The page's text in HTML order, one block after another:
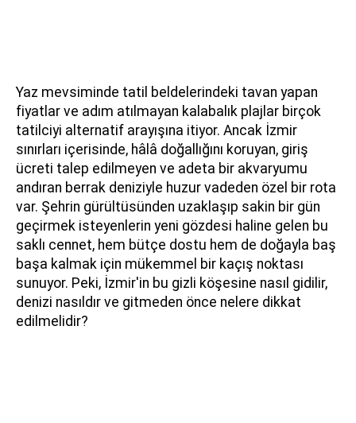
Yaz mevsiminde tatil beldelerindeki tavan yapan
fiyatlar ve adım atılmayan kalabalık plajlar birçok
tatilciyi alternatif arayışına itiyor. Ancak İzmir
sınırları içerisinde, hâlâ doğallığını koruyan, giriş
ücreti talep edilmeyen ve adeta bir akvaryumu
andıran berrak deniziyle huzur vadeden özel bir rota
var. Şehrin gürültüsünden uzaklaşıp sakin bir gün
geçirmek isteyenlerin yeni gözdesi haline gelen bu
saklı cennet, hem bütçe dostu hem de doğayla baş
başa kalmak için mükemmel bir kaçış noktası
sunuyor. Peki, İzmir'in bu gizli köşesine nasıl gidilir,
denizi nasıldır ve gitmeden önce nelere dikkat
edilmelidir?